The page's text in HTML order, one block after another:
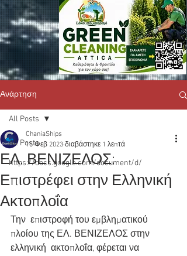
Ανάρτηση
All Posts
https://docs.google.com/document/d/
All Posts
ΕΛ. ΒΕΝΙΖΕΛΟΣ:
Επιστρέφει στην Ελληνική
Ακτοπλοΐα
ChaniaShips
15 Φεβ 2023 διαβάστηκε 1 λεπτά
Την  επιστροφή του εμβληματικού
πλοίου της ΕΛ. ΒΕΝΙΖΕΛΟΣ στην
ελληνική  ακτοπλοΐα, φέρεται να